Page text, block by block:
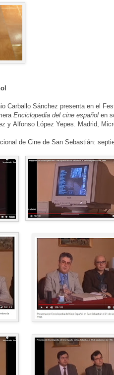
Carballo Sánchez presenta en el
Enciclopedia del cine español en
y Alfonso López Yepes. Madrid,
de Cine de San Sebastián: